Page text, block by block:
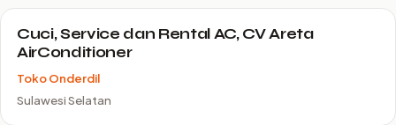
Cuci, Service dan Rental AC, CV Areta
AirConditioner
Toko Onderdil
Sulawesi Selatan